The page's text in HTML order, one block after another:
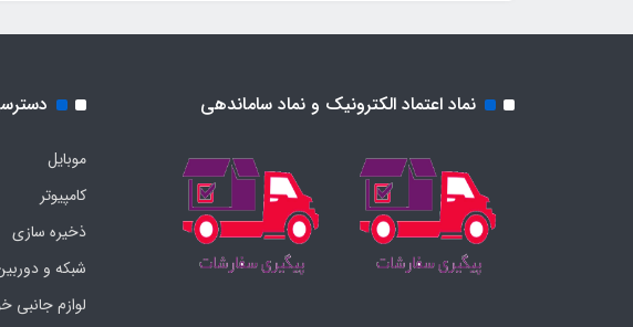
نماد اعتماد الکترونیک و نماد ساماندهی
موبایل
کامپیوتر
ذخیره سازی
شبکه و
لوازم جانبی